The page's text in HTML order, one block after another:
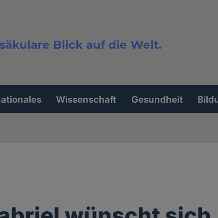
Blick auf die Welt.
Wissenschaft Gesundheit